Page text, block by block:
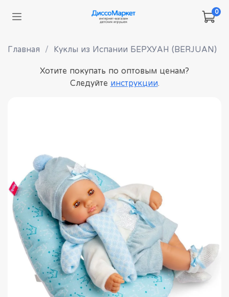
0
Главная Куклы из Испании БЕРХУАН (BERJUAN)
Хотите покупать по оптовым ценам?
Следуйте инструкции.